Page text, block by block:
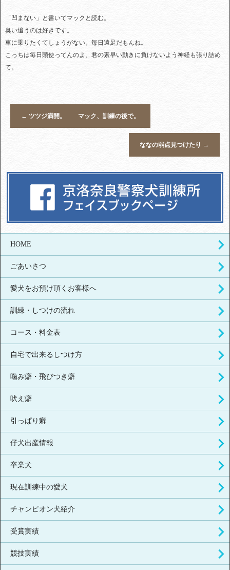
「凹まない」と書いてマックと読む。
臭い追うのは好きです。
車に乗りたくてしょうがない。毎日遠足だもんね。
こっちは毎日頭使ってんのよ、君の素早い動きに負けないよう神経も張り詰め
て。
← ツツジ満開。 マック、訓練の後で。
ななの弱点見つけたり →
HOME
ごあいさつ
愛犬をお預け頂くお客様へ
訓練・しつけの流れ
コース・料金表
自宅で出来るしつけ方
噛み癖・飛びつき癖
吠え癖
引っぱり癖
仔犬出産情報
卒業犬
現在訓練中の愛犬
チャンピオン犬紹介
受賞実績
競技実績